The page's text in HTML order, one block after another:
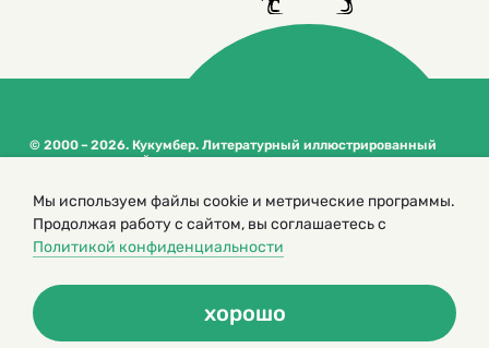
© 2000 – 2026. Кукумбер. Литературный иллюстрированный
журнал для детей
сайта
Политика конфиденциальности
Мы используем файлы cookie и метрические программы.
Продолжая работу с сайтом, вы соглашаетесь с
Политикой конфиденциальности
хорошо